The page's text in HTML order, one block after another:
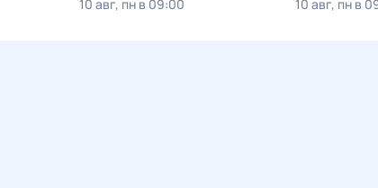
10 авг, пн в 09:00
10 авг, пн в